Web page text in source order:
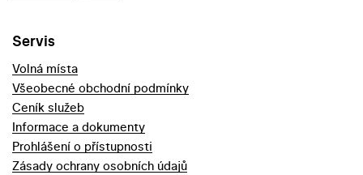
Servis
Volná místa
Všeobecné obchodní podmínky
Ceník služeb
Informace a dokumenty
Prohlášení o přístupnosti
Zásady ochrany osobních údajů